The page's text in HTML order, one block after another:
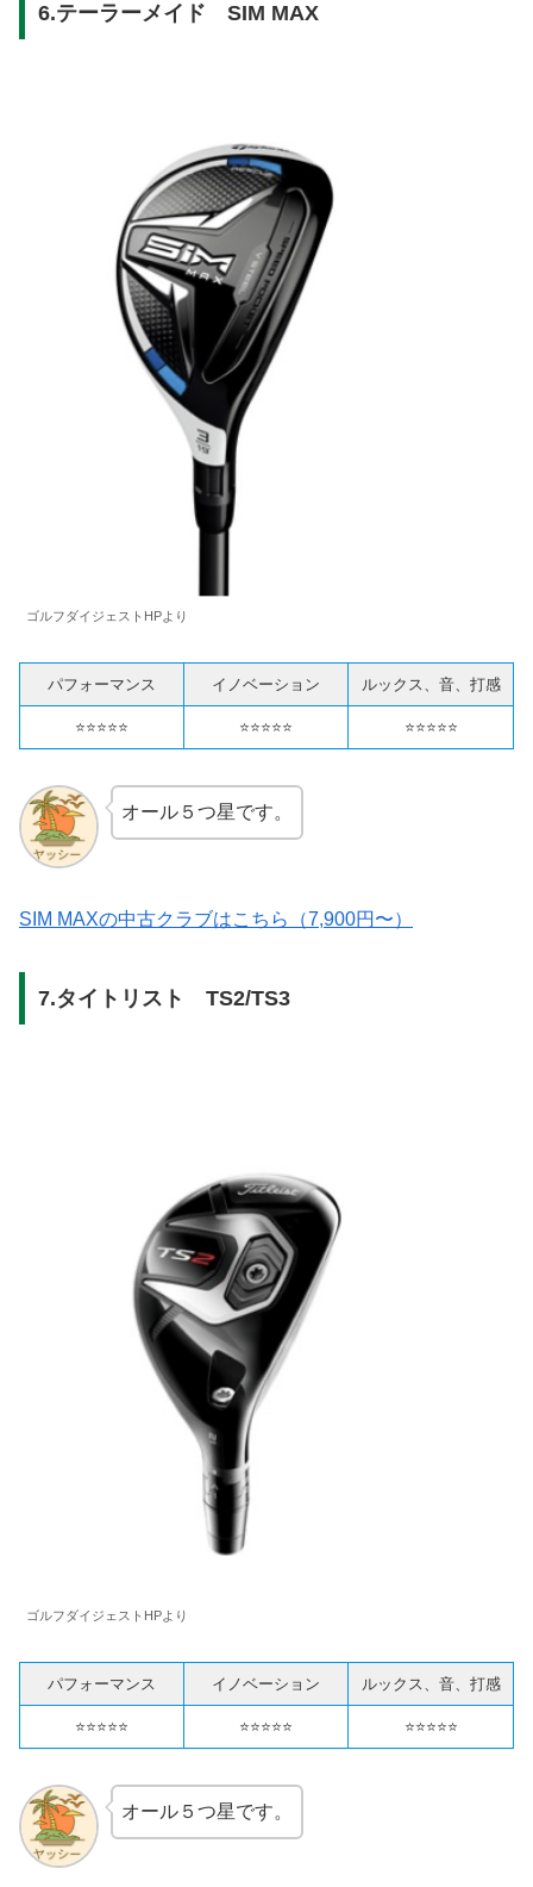
6.テーラーメイド SIM MAX
ゴルフダイジェストHPより
パフォーマンス イノベーション ルックス、音、打感
⭐️⭐️⭐️⭐️⭐️ ⭐️⭐️⭐️⭐️⭐️ ⭐️⭐️⭐️⭐️⭐️
オール５つ星です。
SIM MAXの中古クラブはこちら（7,900円〜）
7.タイトリスト TS2/TS3
ゴルフダイジェストHPより
パフォーマンス イノベーション ルックス、音、打感
⭐️⭐️⭐️⭐️⭐️ ⭐️⭐️⭐️⭐️⭐️ ⭐️⭐️⭐️⭐️⭐️
オール５つ星です。